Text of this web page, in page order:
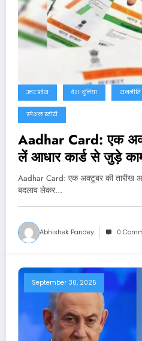
उत्तर प्रदेश देश-दुनिया राजनीति
स्पेशल स्टोरी
Aadhar Card: एक
लें आधार कार्ड से जुड़े
पड़ेंगे अधिक रुपये
Aadhar Card: एक अक्टूबर की तारीख
बदलाव लेकर…
Abhishek Pandey 0
September 30, 2025